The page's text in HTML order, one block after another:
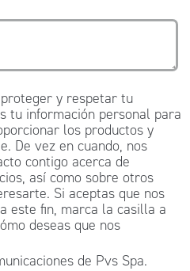
y respetar tu
tu información personal para
los productos y
De vez en cuando, nos
contigo acerca de
así como sobre otros
Si aceptas que nos
este fin, marca la casilla a
deseas que nos
de Pvs Spa.